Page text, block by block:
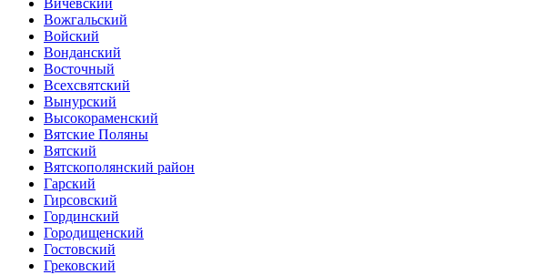
Вожгальский
Войский
Вонданский
Восточный
Всехсвятский
Вынурский
Высокораменский
Вятские Поляны
Вятский
Вятскополянский район
Гарский
Гирсовский
Гординский
Городищенский
Гостовский
Грековский